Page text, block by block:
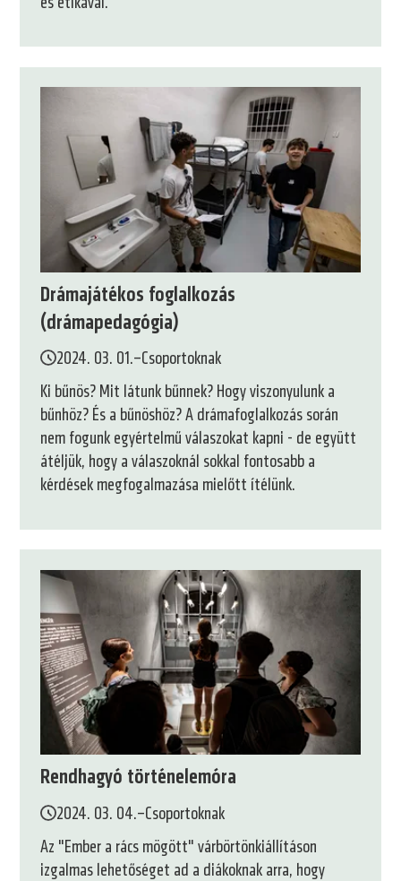
Drámajátékos foglalkozás
(drámapedagógia)
2024. 03. 01.–Csoportoknak
Ki bűnös? Mit látunk bűnnek? Hogy viszonyulunk a
bűnhöz? És a bűnöshöz? A drámafoglalkozás során
nem fogunk egyértelmű válaszokat kapni - de együtt
átéljük, hogy a válaszoknál sokkal fontosabb a
kérdések megfogalmazása mielőtt ítélünk.
Rendhagyó történelemóra
2024. 03. 04.–Csoportoknak
Az "Ember a rács mögött" várbörtönkiállításon
izgalmas lehetőséget ad a diákoknak arra, hogy